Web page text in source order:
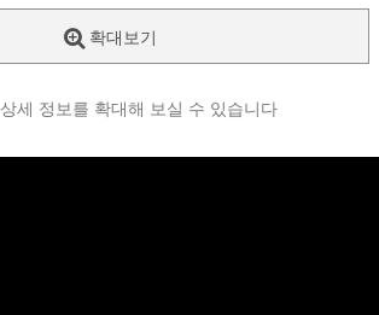
확대보기
상세 정보를 확대해 보실 수 있습니다